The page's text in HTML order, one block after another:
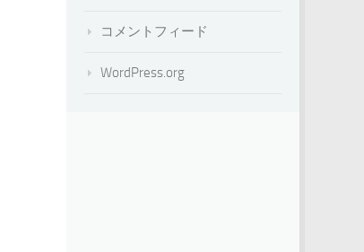
コメントフィード
WordPress.org